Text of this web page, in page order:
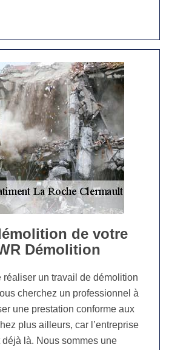
de votre
Démolition
réaliser un travail de démolition
cherchez un professionnel à
une prestation conforme aux
plus ailleurs, car l’entreprise
là. Nous sommes une